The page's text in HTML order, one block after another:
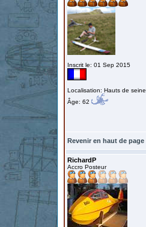
Inscrit le: 01 Sep 2015
Localisation: Hauts de seine
Âge: 62
Revenir en haut de page
RichardP
Accro Posteur